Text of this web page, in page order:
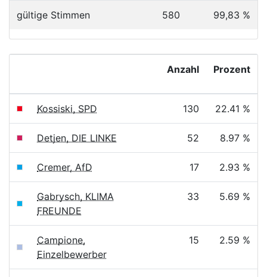
gültige Stimmen 580 99,83 %
Anzahl Prozent
Kossiski, SPD 130 22.41 %
Detjen, DIE LINKE 52 8.97 %
Cremer, AfD 17 2.93 %
Gabrysch, KLIMA
FREUNDE
33 5.69 %
Campione,
Einzelbewerber
15 2.59 %